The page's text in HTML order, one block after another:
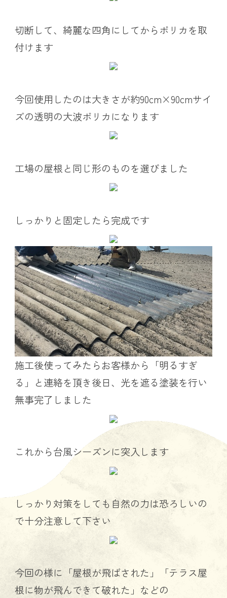
切断して、綺麗な四角にしてからポリカを取
付けます
今回使用したのは大きさが約90cm×90cmサイ
ズの透明の大波ポリカになります
工場の屋根と同じ形のものを選びました
しっかりと固定したら完成です
施工後使ってみたらお客様から「明るすぎ
る」と連絡を頂き後日、光を遮る塗装を行い
無事完了しました
これから台風シーズンに突入します
しっかり対策をしても自然の力は恐ろしいの
で十分注意して下さい
今回の様に「屋根が飛ばされた」「テラス屋
根に物が飛んできて破れた」などの